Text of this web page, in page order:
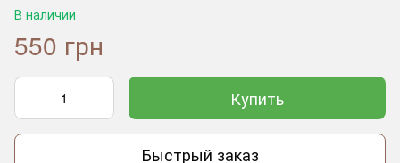
В наличии
550 грн
Купить
Быстрый заказ